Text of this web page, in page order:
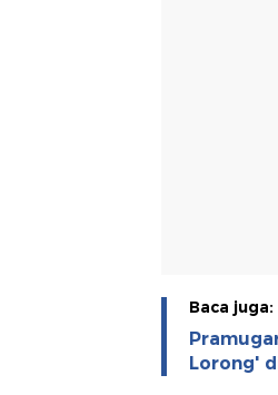
Baca juga:
Lorong'